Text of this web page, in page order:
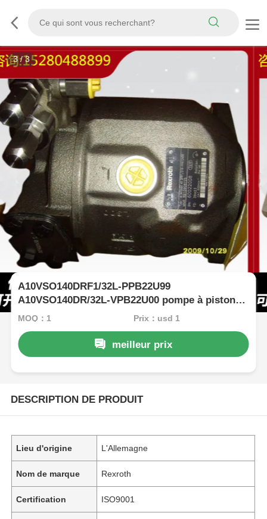
3/3
A10VSO140DRF1/32L-PPB22U99
A10VSO140DR/32L-VPB22U00 pompe à piston
d'origine à haute pression pour excavatrice
MOQ：1 Prix：usd 1
meilleur prix
DESCRIPTION DE PRODUIT
Lieu d'origine L'Allemagne
Nom de marque Rexroth
Certification ISO9001